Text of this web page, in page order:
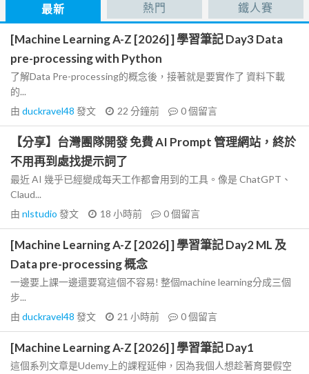
最新 熱門 鐵人賽
[Machine Learning A-Z [2026] ] 學習筆記 Day3 Data
pre-processing with Python
了解Data Pre-processing的概念後，接著就是要實作了 資料下載
的...
由 duckravel48 發文 22 分鐘前 0個留言
【分享】台灣團隊開發 免費 AI Prompt 管理網站，終於
不用再到處找提示詞了
最近 AI 幾乎已經變成每天工作都會用到的工具。像是 ChatGPT、
Claud...
由 nlstudio 發文 18 小時前 0個留言
[Machine Learning A-Z [2026] ] 學習筆記 Day2 ML 及
Data pre-processing 概念
一邊要上課一邊還要寫這個不容易! 整個machine learning分成三個
步...
由 duckravel48 發文 21 小時前 0個留言
[Machine Learning A-Z [2026] ] 學習筆記 Day1
這個系列文章是Udemy上的課程延伸，因為我個人想趁著育嬰假空